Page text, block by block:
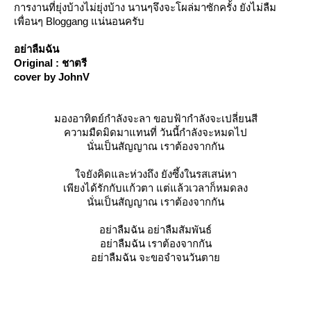
การงานที่ยุ่งบ้างไม่ยุ่งบ้าง นานๆจึงจะโผล่มาซักครั้ง ยังไม่ลืม
เพื่อนๆ Bloggang แน่นอนครับ
อย่าลืมฉัน
Original : ชาตรี
cover by JohnV
มองอาทิตย์กำลังจะลา ขอบฟ้ากำลังจะเปลี่ยนสี
ความมืดมิดมาแทนที่ วันนี้กำลังจะหมดไป
นั่นเป็นสัญญาณ เราต้องจากกัน
จยังคิดและห่วงถึง ยังซึ้งในรสเสน่หา
เพียงได้รักกับแก้วตา แต่แล้วเวลาก็หมดลง
นั่นเป็นสัญญาณ เราต้องจากกัน
อย่าลืมฉัน อย่าลืมสัมพันธ์
อย่าลืมฉัน เราต้องจากกัน
อย่าลืมฉัน จะขอจำจนวันตา